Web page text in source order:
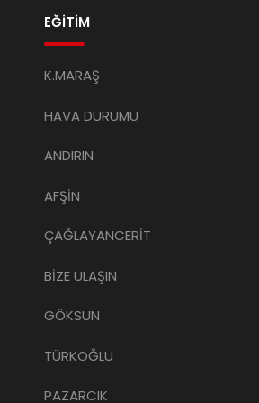
EĞİTİM
K.MARAŞ
HAVA DURUMU
ANDIRIN
AFŞİN
ÇAĞLAYANCERİT
BİZE ULAŞIN
GÖKSUN
TÜRKOĞLU
PAZARCIK